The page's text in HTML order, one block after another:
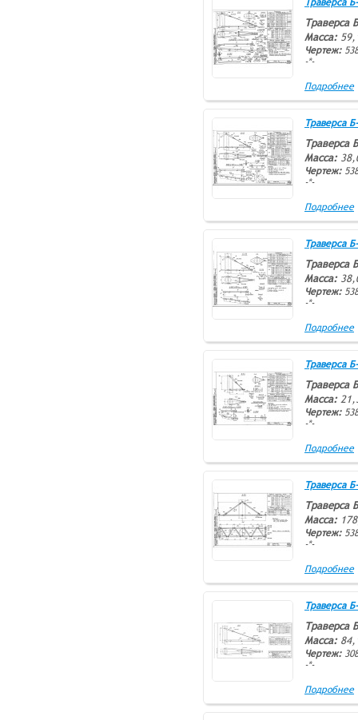
Траверса
Траверса
Масса:
Чертеж:
-*-
Подробнее
Траверса
Траверса
Масса:
Чертеж:
-*-
Подробнее
Траверса
Траверса
Масса:
Чертеж:
-*-
Подробнее
Траверса
Траверса
Масса:
Чертеж:
-*-
Подробнее
Траверса
Траверса
Масса:
Чертеж:
-*-
Подробнее
Траверса
Траверса
Масса:
Чертеж:
-*-
Подробнее